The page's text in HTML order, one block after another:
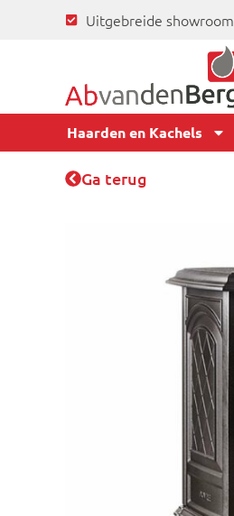
Uitgebreide showroom
Haarden en Kachels
Ga terug